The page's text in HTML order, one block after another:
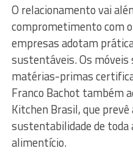
O relacionamento vai
comprometimento com
empresas adotam
sustentáveis. Os móveis
matérias-primas
Franco Bachot também
Kitchen Brasil, que
sustentabilidade de toda
alimentício.